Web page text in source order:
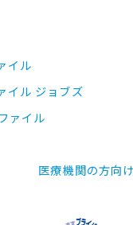
イル
イル ジョブズ
ァイル
医療機関の方向